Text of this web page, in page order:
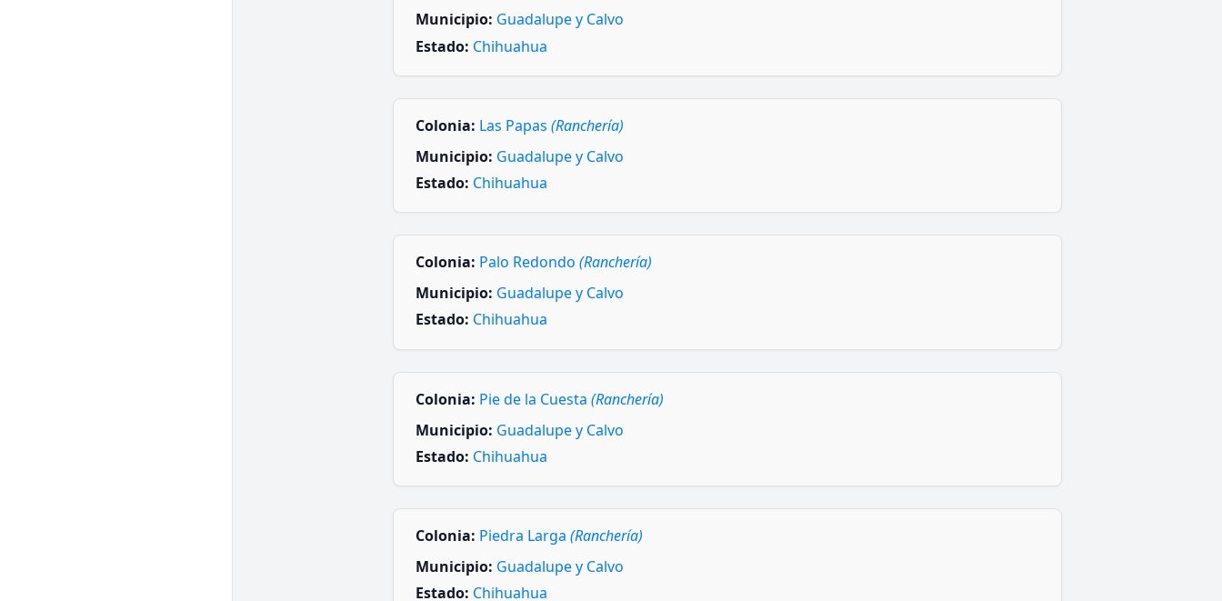
Municipio: Guadalupe y Calvo
Estado: Chihuahua
Colonia: Las Papas (Ranchería)
Municipio: Guadalupe y Calvo
Estado: Chihuahua
Colonia: Palo Redondo (Ranchería)
Municipio: Guadalupe y Calvo
Estado: Chihuahua
Colonia: Pie de la Cuesta (Ranchería)
Municipio: Guadalupe y Calvo
Estado: Chihuahua
Colonia: Piedra Larga (Ranchería)
Municipio: Guadalupe y Calvo
Estado: Chihuahua